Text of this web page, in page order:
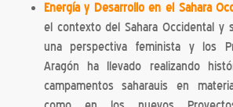
Energía y Desarrollo en el Sahara
el contexto del Sahara Occidental y
una perspectiva feminista y los
Aragón ha llevado realizando
campamentos saharauis en